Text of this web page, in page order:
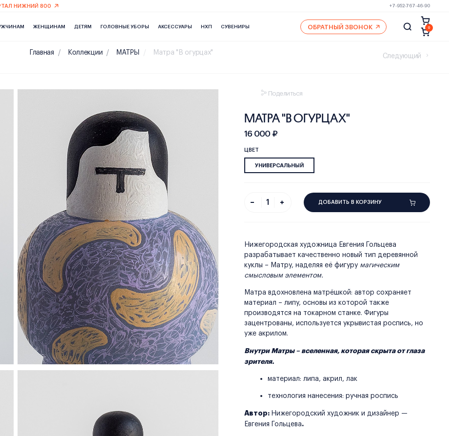
НИЖНИЙ 800 +7-952-767-46-90
ЖЕНЩИНАМ ДЕТЯМ ГОЛОВНЫЕ УБОРЫ АКСЕССУАРЫ НХП СУВЕНИРЫ ОБРАТНЫЙ ЗВОНОК 0
Следующий
Главная Коллекции МАТРЫ Матра "В огурцах"
Поделиться
МАТРА "В ОГУРЦАХ"
16 000 ₽
ЦВЕТ
УНИВЕРСАЛЬНЫЙ
ДОБАВИТЬ В КОРЗИНУ
Нижегородская художница Евгения Гольцева
разрабатывает качественно новый тип деревянной
куклы – Матру, наделяя её фигуру магическим
смысловым элементом.
Матра вдохновлена матрёшкой: автор сохраняет
материал – липу, основы из которой также
производятся на токарном станке. Фигуры
зацентрованы, используется укрывистая роспись, но
уже акрилом.
Внутри Матры – вселенная, которая скрыта от глаза
зрителя.
материал: липа, акрил, лак
технология нанесения: ручная роспись
Автор: Нижегородский художник и дизайнер —
Евгения Гольцева.